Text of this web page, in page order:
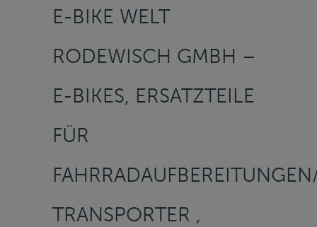
E-BIKE WELT
RODEWISCH GMBH –
E-BIKES, ERSATZTEILE
FÜR
TRANSPORTER ,